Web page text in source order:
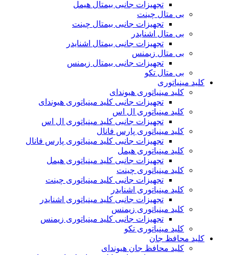
تجهیزات جانبی بیمتال هیمل
بی متال چینت
تجهیزات جانبی بیمتال چینت
بی متال اشنایدر
تجهیزات جانبی بیمتال اشنایدر
بی متال زیمنس
تجهیزات جانبی بیمتال زیمنس
بی متال تکو
کلید مینیاتوری
کلید مینیاتوری هیوندای
تجهیزات جانبی کلید مینیاتوری هیوندای
کلید مینیاتوری ال اس
تجهیزات جانبی کلید مینیاتوری ال اس
کلید مینیاتوری پارس فانال
تجهیزات جانبی کلید مینیاتوری پارس فانال
کلید مینیاتوری هیمل
تجهیزات جانبی کلید مینیاتوری هیمل
کلید مینیاتوری چینت
تجهیزات جانبی کلید مینیاتوری چینت
کلید مینیاتوری اشنایدر
تجهیزات جانبی کلید مینیاتوری اشنایدر
کلید مینیاتوری زیمنس
تجهیزات جانبی کلید مینیاتوری زیمنس
کلید مینیاتوری تکو
کلید محافظ جان
کلید محافظ جان هیوندای